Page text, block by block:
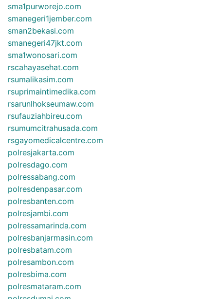
sma1purworejo.com
smanegeri1jember.com
sman2bekasi.com
smanegeri47jkt.com
sma1wonosari.com
rscahayasehat.com
rsumalikasim.com
rsuprimaintimedika.com
rsarunlhokseumaw.com
rsufauziahbireu.com
rsumumcitrahusada.com
rsgayomedicalcentre.com
polresjakarta.com
polresdago.com
polressabang.com
polresdenpasar.com
polresbanten.com
polresjambi.com
polressamarinda.com
polresbanjarmasin.com
polresbatam.com
polresambon.com
polresbima.com
polresmataram.com